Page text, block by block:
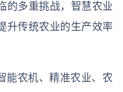
的多重挑战，智慧农业
升传统农业的生产效率
能农机、精准农业、农